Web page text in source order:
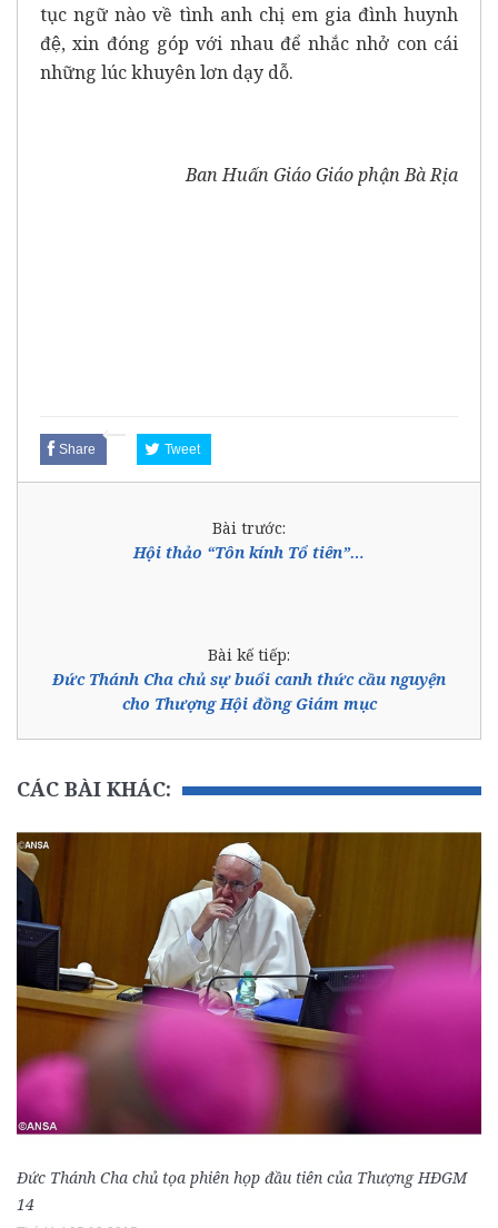
tục ngữ nào về tình anh chị em gia đình huynh
đệ, xin đóng góp với nhau để nhắc nhở con cái
những lúc khuyên lơn dạy dỗ.
Ban Huấn Giáo Giáo phận Bà Rịa
Share Tweet
Bài trước:
Hội thảo “Tôn kính Tổ tiên”…
Bài kế tiếp:
Đức Thánh Cha chủ sự buổi canh thức cầu nguyện
cho Thượng Hội đồng Giám mục
CÁC BÀI KHÁC:
Đức Thánh Cha chủ tọa phiên họp đầu tiên của Thượng HĐGM
14